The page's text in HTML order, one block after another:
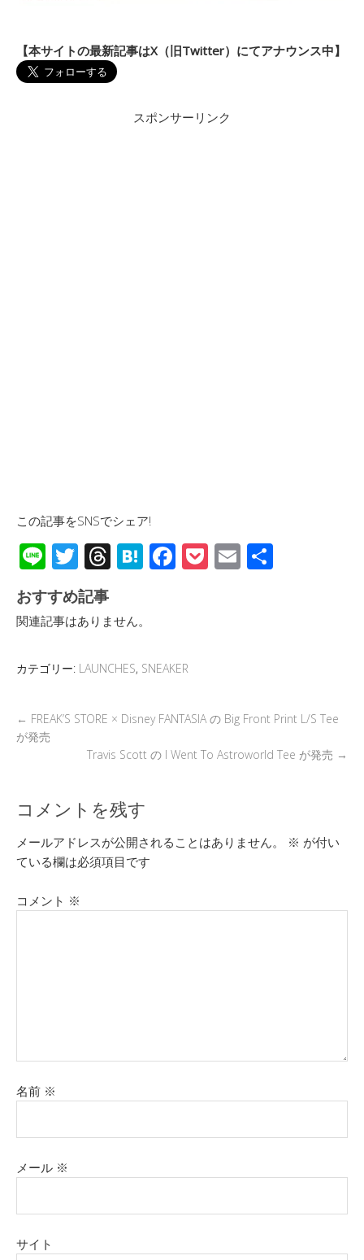
【本サイトの最新記事はX（旧Twitter）にてアナウンス中】
スポンサーリンク
この記事をSNSでシェア!
Li
n
e
T
wi
tt
er
T
e
a
d
H
a
F
o
k
P E
おすすめ記事
関連記事はありません。
カテゴリー: LAUNCHES, SNEAKER
← FREAK’S STORE × Disney FANTASIA の Big Front Print L/S Tee
が発売
Travis Scott の I Went To Astroworld Tee が発売 →
コメントを残す
メールアドレスが公開されることはありません。 ※ が付い
ている欄は必須項目です
コメント ※
名前 ※
メール ※
サイト